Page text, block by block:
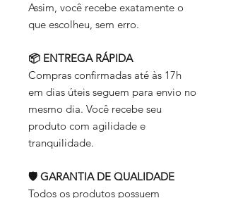
Assim, você recebe exatamente o
que escolheu, sem erro.
📦 ENTREGA RÁPIDA
Compras confirmadas até às 17h
em dias úteis seguem para envio no
mesmo dia. Você recebe seu
produto com agilidade e
tranquilidade.
🛡️ GARANTIA DE QUALIDADE
Todos os produtos possuem